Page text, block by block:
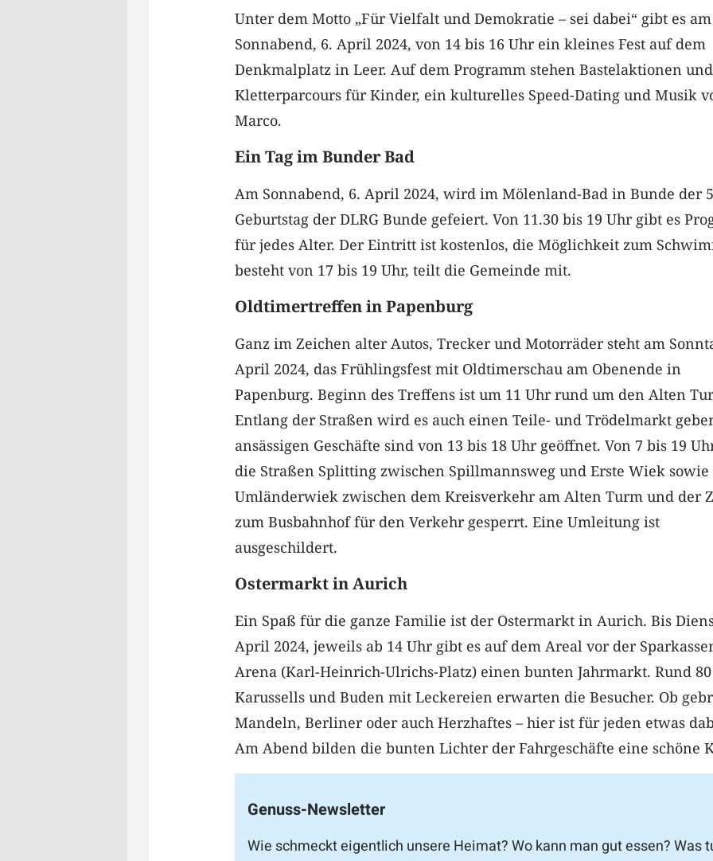
Unter dem Motto „Für Vielfalt und Demokratie – sei dabei“ gibt es am
Sonnabend, 6. April 2024, von 14 bis 16 Uhr ein kleines Fest auf dem
Denkmalplatz in Leer. Auf dem Programm stehen Bastelaktionen
Kletterparcours für Kinder, ein kulturelles Speed-Dating und Musik
Marco.
Ein Tag im Bunder Bad
Am Sonnabend, 6. April 2024, wird im Mölenland-Bad in Bunde der
Geburtstag der DLRG Bunde gefeiert. Von 11.30 bis 19 Uhr gibt es
für jedes Alter. Der Eintritt ist kostenlos, die Möglichkeit zum
besteht von 17 bis 19 Uhr, teilt die Gemeinde mit.
Oldtimertreffen in Papenburg
Ganz im Zeichen alter Autos, Trecker und Motorräder steht am
April 2024, das Frühlingsfest mit Oldtimerschau am Obenende in
Papenburg. Beginn des Treffens ist um 11 Uhr rund um den Alten
Entlang der Straßen wird es auch einen Teile- und Trödelmarkt
ansässigen Geschäfte sind von 13 bis 18 Uhr geöffnet. Von 7 bis 19
die Straßen Splitting zwischen Spillmannsweg und Erste Wiek sowie
Umländerwiek zwischen dem Kreisverkehr am Alten Turm und der
zum Busbahnhof für den Verkehr gesperrt. Eine Umleitung ist
ausgeschildert.
Ostermarkt in Aurich
Ein Spaß für die ganze Familie ist der Ostermarkt in Aurich. Bis
April 2024, jeweils ab 14 Uhr gibt es auf dem Areal vor der
Arena (Karl-Heinrich-Ulrichs-Platz) einen bunten Jahrmarkt. Rund 80
Karussells und Buden mit Leckereien erwarten die Besucher. Ob
Mandeln, Berliner oder auch Herzhaftes – hier ist für jeden etwas
Am Abend bilden die bunten Lichter der Fahrgeschäfte eine schöne
Genuss-Newsletter
Wie schmeckt eigentlich unsere Heimat? Wo kann man gut essen? Was